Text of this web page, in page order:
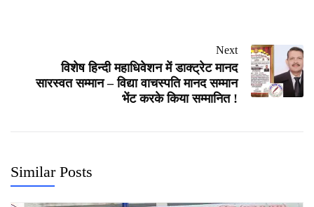
Next
विशेष हिन्दी महाधिवेशन में डाक्ट्रेट मानद
सारस्वत सम्मान – विद्या वाचस्पति मानद सम्मान
भेंट करके किया सम्मानित !
Similar Posts